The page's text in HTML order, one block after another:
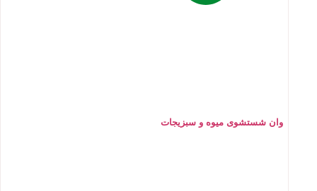
وان شستشوی میوه و سبزیجات